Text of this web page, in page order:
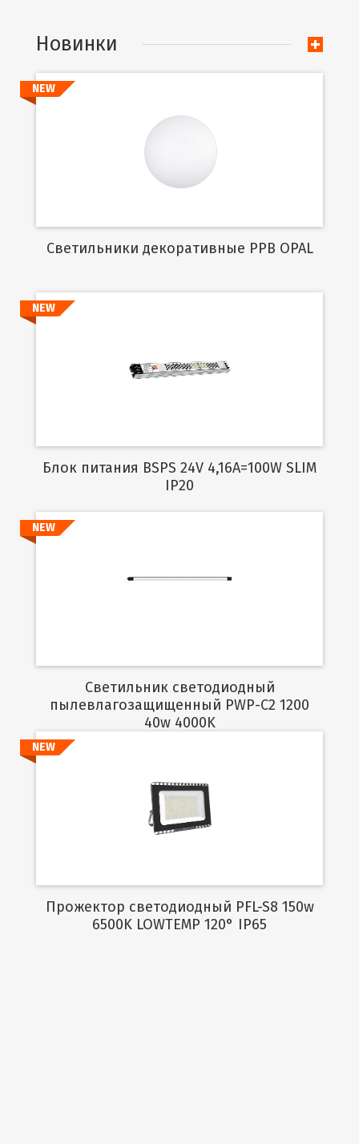
Новинки
NEW
Cветильники декоративные PPB OPAL
Подробнее
NEW
Блок питания BSPS 24V 4,16A=100W SLIM
IP20
NEW
Светильник светодиодный
пылевлагозащищенный PWP-C2 1200
40w 4000K
Подробнее
NEW
Прожектор светодиодный PFL-S8 150w
6500K LOWTEMP 120° IP65